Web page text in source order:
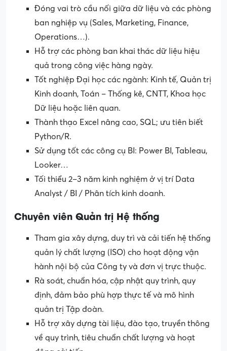
Đóng vai trò cầu nối giữa dữ liệu và các phòng
ban nghiệp vụ (Sales, Marketing, Finance,
Operations…).
Hỗ trợ các phòng ban khai thác dữ liệu hiệu
quả trong công việc hàng ngày.
Tốt nghiệp Đại học các ngành: Kinh tế, Quản trị
Kinh doanh, Toán – Thống kê, CNTT, Khoa học
Dữ liệu hoặc liên quan.
Thành thạo Excel nâng cao, SQL; ưu tiên biết
Python/R.
Sử dụng tốt các công cụ BI: Power BI, Tableau,
Looker…
Tối thiểu 2–3 năm kinh nghiệm ở vị trí Data
Analyst / BI / Phân tích kinh doanh.
Chuyên viên Quản trị Hệ thống
Tham gia xây dựng, duy trì và cải tiến hệ thống
quản lý chất lượng (ISO) cho hoạt động vận
hành nội bộ của Công ty và đơn vị trực thuộc.
Rà soát, chuẩn hóa, cập nhật quy trình, quy
định, đảm bảo phù hợp thực tế và mô hình
quản trị Tập đoàn.
Hỗ trợ xây dựng tài liệu, đào tạo, truyền thông
về quy trình, tiêu chuẩn chất lượng và hoạt